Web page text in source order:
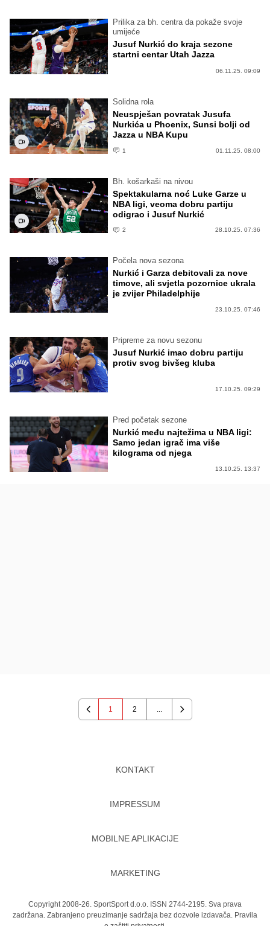
Prilika za bh. centra da pokaže svoje
umijeće
Jusuf Nurkić do kraja sezone
startni centar Utah Jazza
06.11.25. 09:09
Solidna rola
Neuspješan povratak Jusufa
Nurkića u Phoenix, Sunsi bolji od
Jazza u NBA Kupu
1 01.11.25. 08:00
Bh. košarkaši na nivou
Spektakularna noć Luke Garze u
NBA ligi, veoma dobru partiju
odigrao i Jusuf Nurkić
2 28.10.25. 07:36
Počela nova sezona
Nurkić i Garza debitovali za nove
timove, ali svjetla pozornice ukrala
je zvijer Philadelphije
23.10.25. 07:46
Pripreme za novu sezonu
Jusuf Nurkić imao dobru partiju
protiv svog bivšeg kluba
17.10.25. 09:29
Pred početak sezone
Nurkić među najtežima u NBA ligi:
Samo jedan igrač ima više
kilograma od njega
13.10.25. 13:37
Previous
1 2 ...
Next
KONTAKT
IMPRESSUM
MOBILNE APLIKACIJE
MARKETING
Copyright 2008-26. SportSport d.o.o. ISSN 2744-2195. Sva prava
zadržana. Zabranjeno preuzimanje sadržaja bez dozvole izdavača. Pravila